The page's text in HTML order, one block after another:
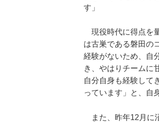
す」
現役時代に得点を
は古巣である磐田の
経験がないため、自
き、やはりチームに
自分自身も経験して
っています」と、自
また、昨年12月に